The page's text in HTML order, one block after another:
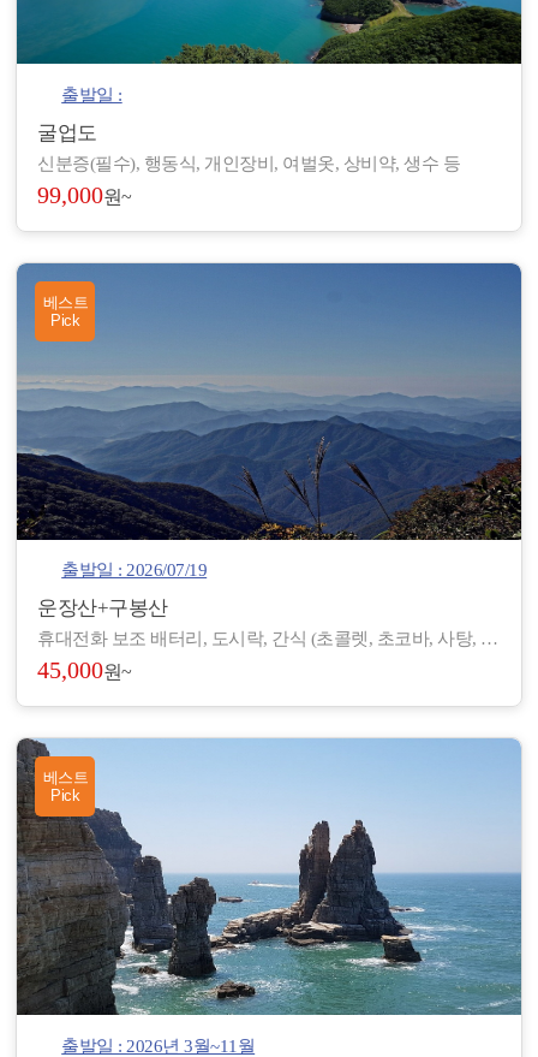
출발일 :
굴업도
신분증(필수), 행동식, 개인장비, 여벌옷, 상비약, 생수 등
99,000원~
베스트
Pick
출발일 : 2026/07/19
운장산+구봉산
휴대전화 보조 배터리, 도시락, 간식 (초콜렛, 초코바, 사탕, 온수), 아이젠, 스틱, 랜턴, 장갑, 방한 재킷, 방한모, 무릎 보호대, 우의, 개인장비, 여벌 옷, 개인 상비약 등
45,000원~
베스트
Pick
출발일 : 2026년 3월~11월